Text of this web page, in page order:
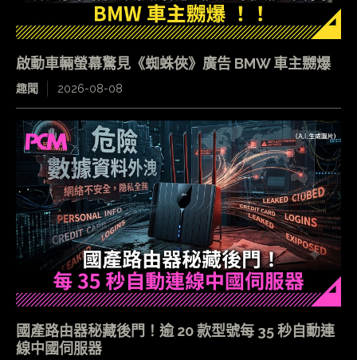
啟動車輛螢幕驚見《蜘蛛俠》廣告 BMW 車主嬲爆
趣聞 2026-08-08
國產路由器秘藏後門！逾 20 款型號每 35 秒自動連
線中國伺服器